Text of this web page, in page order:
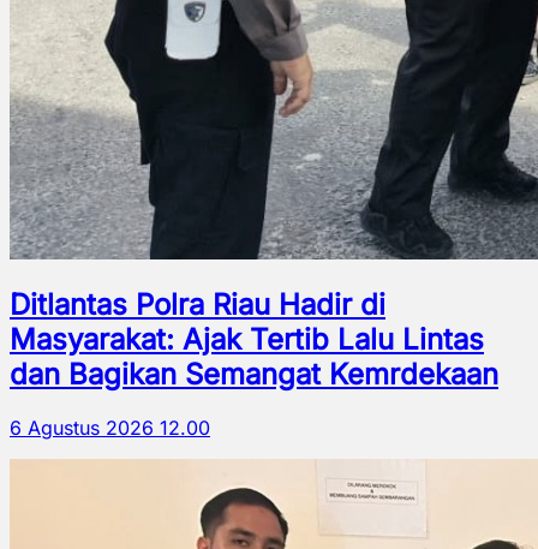
Ditlantas Polra Riau Hadir di
Masyarakat: Ajak Tertib Lalu Lintas
dan Bagikan Semangat Kemrdekaan
6 Agustus 2026 12.00